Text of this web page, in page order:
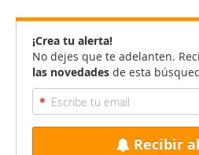
¡Crea tu alerta!
No dejes que te adelanten.
las novedades de esta
Recibir